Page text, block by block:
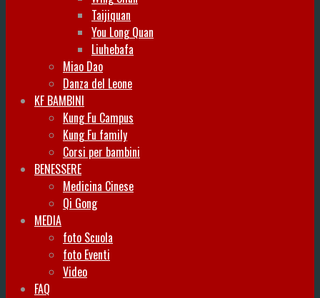
Taijiquan
You Long Quan
Liuhebafa
Miao Dao
Danza del Leone
KF BAMBINI
Kung Fu Campus
Kung Fu family
Corsi per bambini
BENESSERE
Medicina Cinese
Qi Gong
MEDIA
foto Scuola
foto Eventi
Video
FAQ